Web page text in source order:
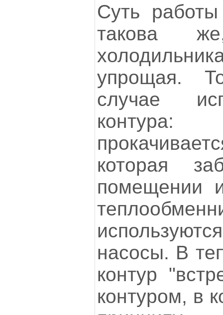
Суть работы
такова
упрощая.
случае
которая
помещении
насосы. В
контур
контуром, в